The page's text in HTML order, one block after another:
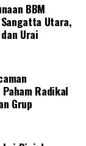
BBM
Utara,
Urai
Radikal
Grup